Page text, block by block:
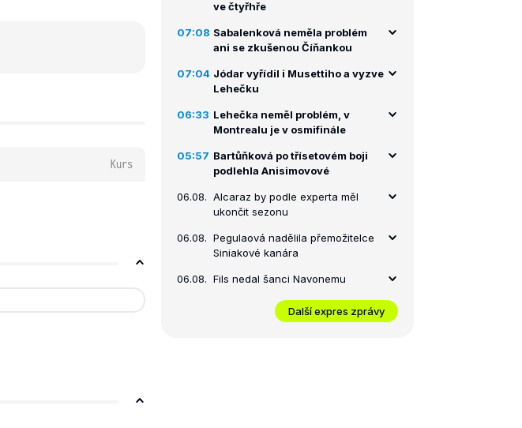
Kurs
ve čtyřhře
07:08 Sabalenková neměla problém
ani se zkušenou Číňankou
07:04 Jódar vyřídil i Musettiho a vyzve
Lehečku
06:33 Lehečka neměl problém, v
Montrealu je v osmifinále
05:57 Bartůňková po třísetovém boji
podlehla Anisimovové
06.08. Alcaraz by podle experta měl
ukončit sezonu
06.08. Pegulaová nadělila přemožitelce
Siniakové kanára
06.08. Fils nedal šanci Navonemu
Další expres zprávy